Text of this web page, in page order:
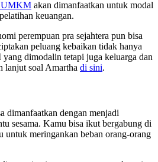
UMKM akan dimanfaatkan untuk modal
keuangan.
perempuan pra sejahtera pun bisa
peluang kebaikan tidak hanya
dimodalin tetapi juga keluarga dan
lanjut soal Amartha di sini.
dimanfaatkan dengan menjadi
sesama. Kamu bisa ikut bergabung di
untuk meringankan beban orang-orang